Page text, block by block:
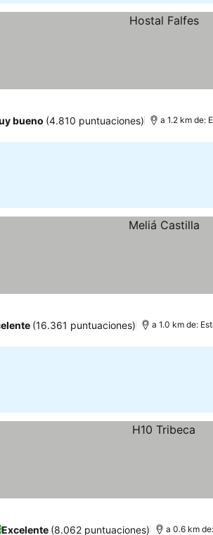
bueno (4.810 puntuaciones) a 1.2 km de:
(16.361 puntuaciones) a 1.0 km de:
Excelente (8.062 puntuaciones) a 0.6 km